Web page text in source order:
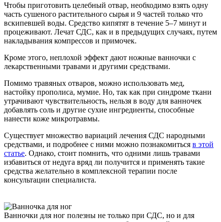
Чтобы приготовить целебный отвар, необходимо взять одну
часть сушеного растительного сырья и 9 частей только что
вскипевшей воды. Средство кипятят в течение 5–7 минут и
процеживают. Лечат СДС, как и в предыдущих случаях, путем
накладывания компрессов и примочек.
Кроме этого, неплохой эффект дают ножные ванночки с
лекарственными травами и другими средствами.
Помимо травяных отваров, можно использовать мед,
настойку прополиса, мумие. Но, так как при синдроме ткани
утрачивают чувствительность, нельзя в воду для ванночек
добавлять соль и другие сухие ингредиенты, способные
нанести коже микротравмы.
Существует множество вариаций лечения СДС народными
средствами, и подробнее с ними можно познакомиться в этой
статье. Однако, стоит помнить, что одними лишь травами
избавиться от недуга вряд ли получится и применять такие
средства желательно в комплексной терапии после
консультации специалиста.
Ванночки для ног полезны не только при СДС, но и для